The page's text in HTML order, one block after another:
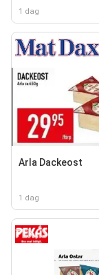
1 dag
Arla Dackeost
1 dag